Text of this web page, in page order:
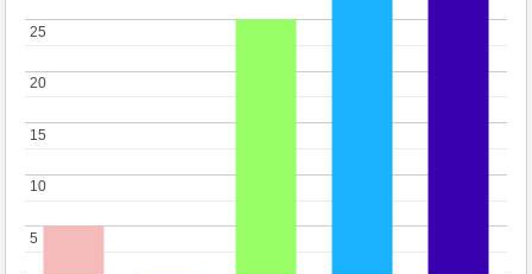
5
5
10
10
15
15
20
20
25
25